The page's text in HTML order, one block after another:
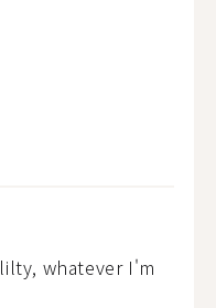
whatever I'm